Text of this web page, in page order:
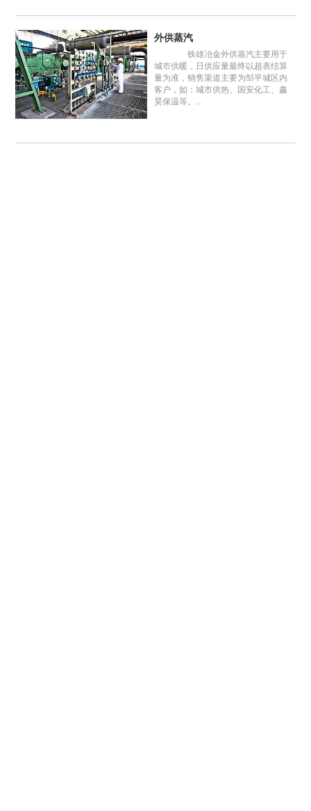
外供蒸汽
铁雄冶金外供蒸汽主要用于
城市供暖，日供应量最终以超表结算
量为准，销售渠道主要为邹平城区内
客户，如：城市供热、国安化工、鑫
昊保温等。...